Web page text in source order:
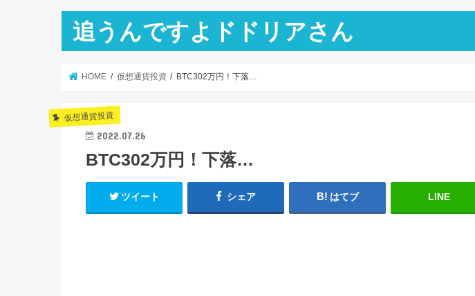
追うんですよドドリアさん
HOME 仮想通貨投資 BTC302万円！下落…
仮想通貨投資
2022.07.26
BTC302万円！下落…
ツイート シェア はてブ LINE